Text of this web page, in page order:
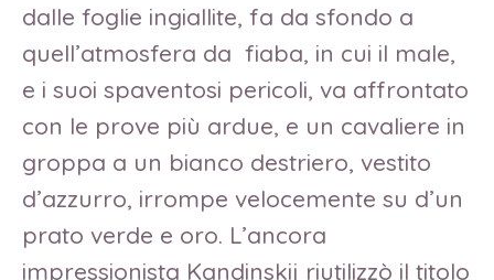
dalle foglie ingiallite, fa da sfondo a
quell’atmosfera da fiaba, in cui il male,
e i suoi spaventosi pericoli, va affrontato
con le prove più ardue, e un cavaliere in
groppa a un bianco destriero, vestito
d’azzurro, irrompe velocemente su d’un
prato verde e oro. L’ancora
impressionista Kandinskij riutilizzò il titolo